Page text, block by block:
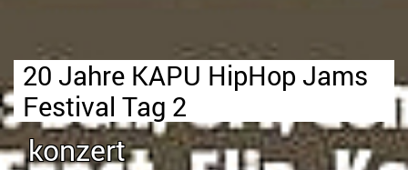
20 Jahre KAPU HipHop Jams
Festival Tag 2
konzert